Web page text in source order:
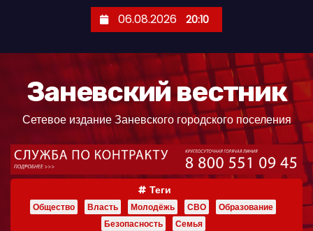
06.08.2026 20:10
Заневский вестник
Сетевое издание Заневского городского поселения
Теги
Общество Власть Молодёжь СВО
Образование
Безопасность
Семья